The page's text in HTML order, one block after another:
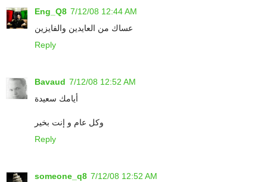
Eng_Q8 7/12/08 12:44 AM
عساك من العايدين والفايزين
Reply
Bavaud 7/12/08 12:52 AM
أيامك سعيدة
وكل عام و إنت بخير
Reply
someone_q8 7/12/08 12:52 AM